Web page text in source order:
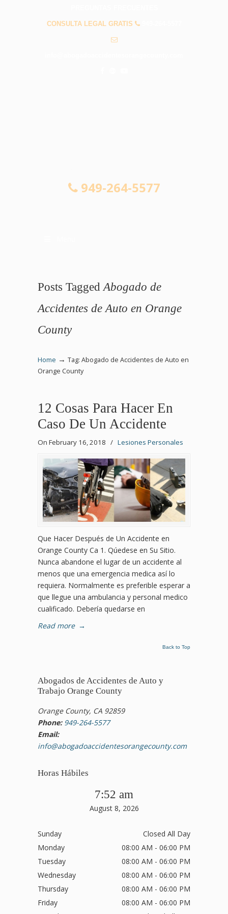
CONSULTA LEGAL GRATIS
949-264-5577
Posts Tagged Abogado de
Accidentes de Auto en Orange
County
Home → Tag: Abogado de Accidentes de Auto en
Orange County
12 Cosas Para Hacer En
Caso De Un Accidente
On February 16, 2018 / Lesiones Personales
Que Hacer Después de Un Accidente en
Orange County Ca 1. Qúedese en Su Sitio.
Nunca abandone el lugar de un accidente al
menos que una emergencia medica así lo
requiera. Normalmente es preferible esperar a
que llegue una ambulancia y personal medico
cualificado. Debería quedarse en
Read more →
Back to Top
Abogados de Accidentes de Auto y
Trabajo Orange County
Orange County, CA 92859
Phone: 949-264-5577
Email:
info@abogadoaccidentesorangecounty.com
Horas Hábiles
7:52 am
August 8, 2026
Sunday
Closed All Day
Monday
08:00 AM - 06:00 PM
Tuesday
08:00 AM - 06:00 PM
Wednesday
08:00 AM - 06:00 PM
Thursday
08:00 AM - 06:00 PM
Friday
08:00 AM - 06:00 PM